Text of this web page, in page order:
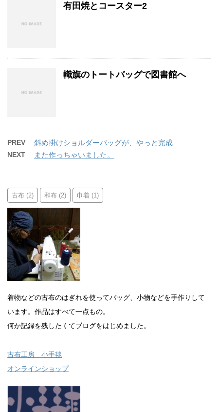
有田焼とコースター2
幟旗のトートバッグで図書館へ
PREV 斜め掛けショルダーバッグが、やっと完成
NEXT また作っちゃいました。
古布 (2) 和布 (2) 巾着 (1)
着物などの古布のはぎれを使ってバッグ、小物などを手作りして
います。作品はすべて一点もの。
何か記録を残したくてブログをはじめました。
古布工房 小手毬
オンラインショップ